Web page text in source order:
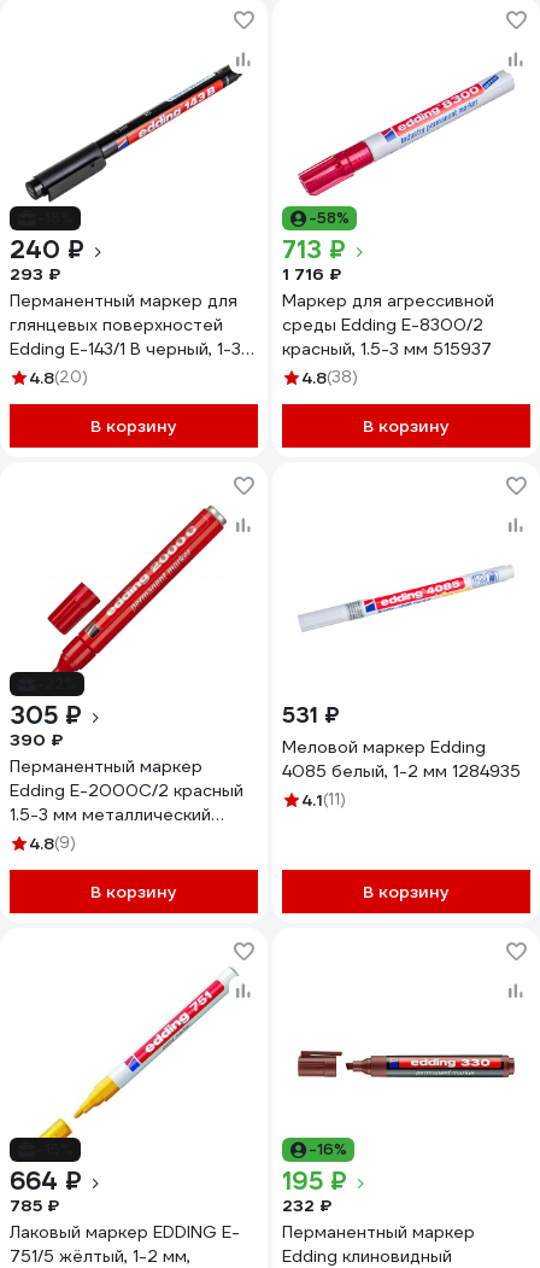
240 ₽
293 ₽
Перманентный маркер для
глянцевых поверхностей
Edding E-143/1 B черный, 1-3
мм 537634
4.8(20)
В корзину
-58%
713 ₽
1 716 ₽
Маркер для агрессивной
среды Edding E-8300/2
красный, 1.5-3 мм 515937
4.8(38)
В корзину
305 ₽
390 ₽
Перманентный маркер
Edding E-2000C/2 красный
1.5-3 мм металлический
корпус 261317
4.8(9)
В корзину
531 ₽
Меловой маркер Edding
4085 белый, 1-2 мм 1284935
4.1(11)
В корзину
664 ₽
785 ₽
Лаковый маркер EDDING E-
751/5 жёлтый, 1-2 мм,
-16%
195 ₽
232 ₽
Перманентный маркер
Edding клиновидный